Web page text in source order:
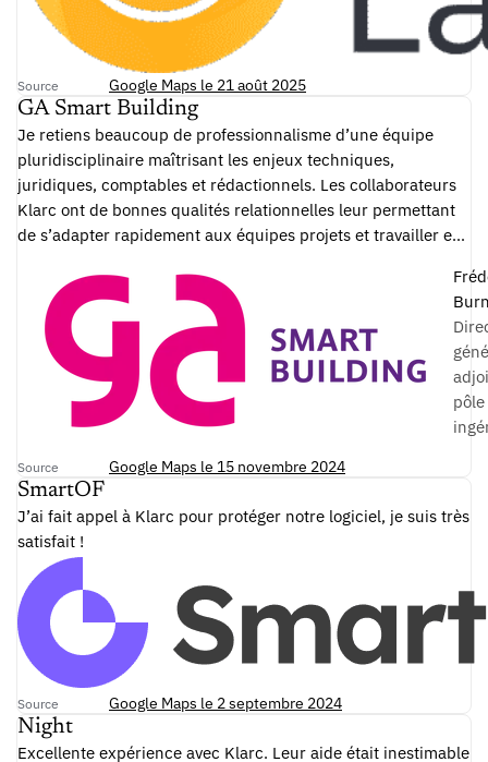
Source Google Maps le 21 août 2025
GA Smart Building
Je retiens beaucoup de professionnalisme d’une équipe
pluridisciplinaire maîtrisant les enjeux techniques,
juridiques, comptables et rédactionnels. Les collaborateurs
Klarc ont de bonnes qualités relationnelles leur permettant
de s’adapter rapidement aux équipes projets et travailler en
élaborer des stratégies gagnantes.
pôle
Source Google Maps le 15 novembre 2024
SmartOF
J’ai fait appel à Klarc pour protéger notre logiciel, je suis très
satisfait !
Source Google Maps le 2 septembre 2024
Night
Excellente expérience avec Klarc. Leur aide était inestimable